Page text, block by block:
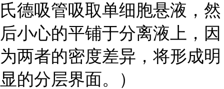
氏德吸管吸取单细胞悬液，然
后小心的平铺于分离液上，因
为两者的密度差异，将形成明
显的分层界面。）